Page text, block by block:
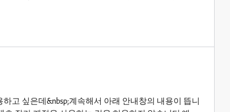
고 싶은데&nbsp;계속해서 아래 안내창의 내용이 뜹니